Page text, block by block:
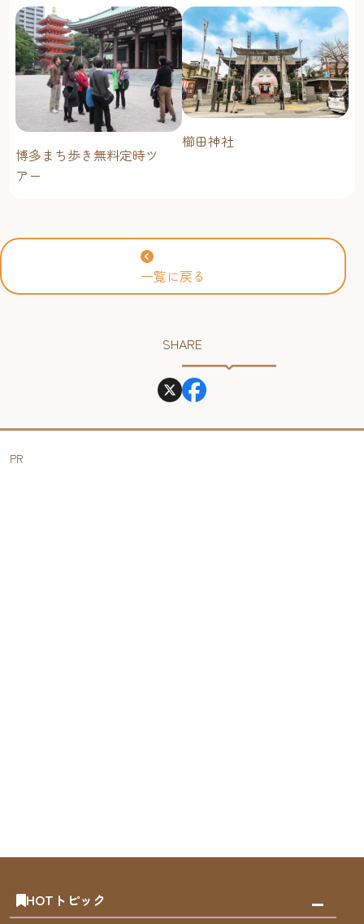
博多まち歩き無料定時ツ
アー
櫛田神社
一覧に戻る
SHARE
PR
HOTトピック